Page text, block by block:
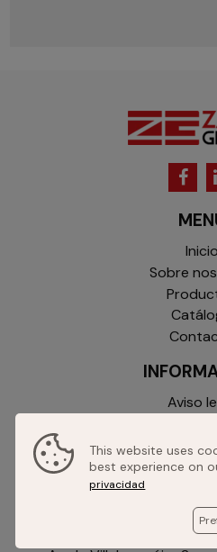
This website uses
best experience on
privacidad
Inicio
Sobre
Aviso
Política de
Condiciones
Política de envíos